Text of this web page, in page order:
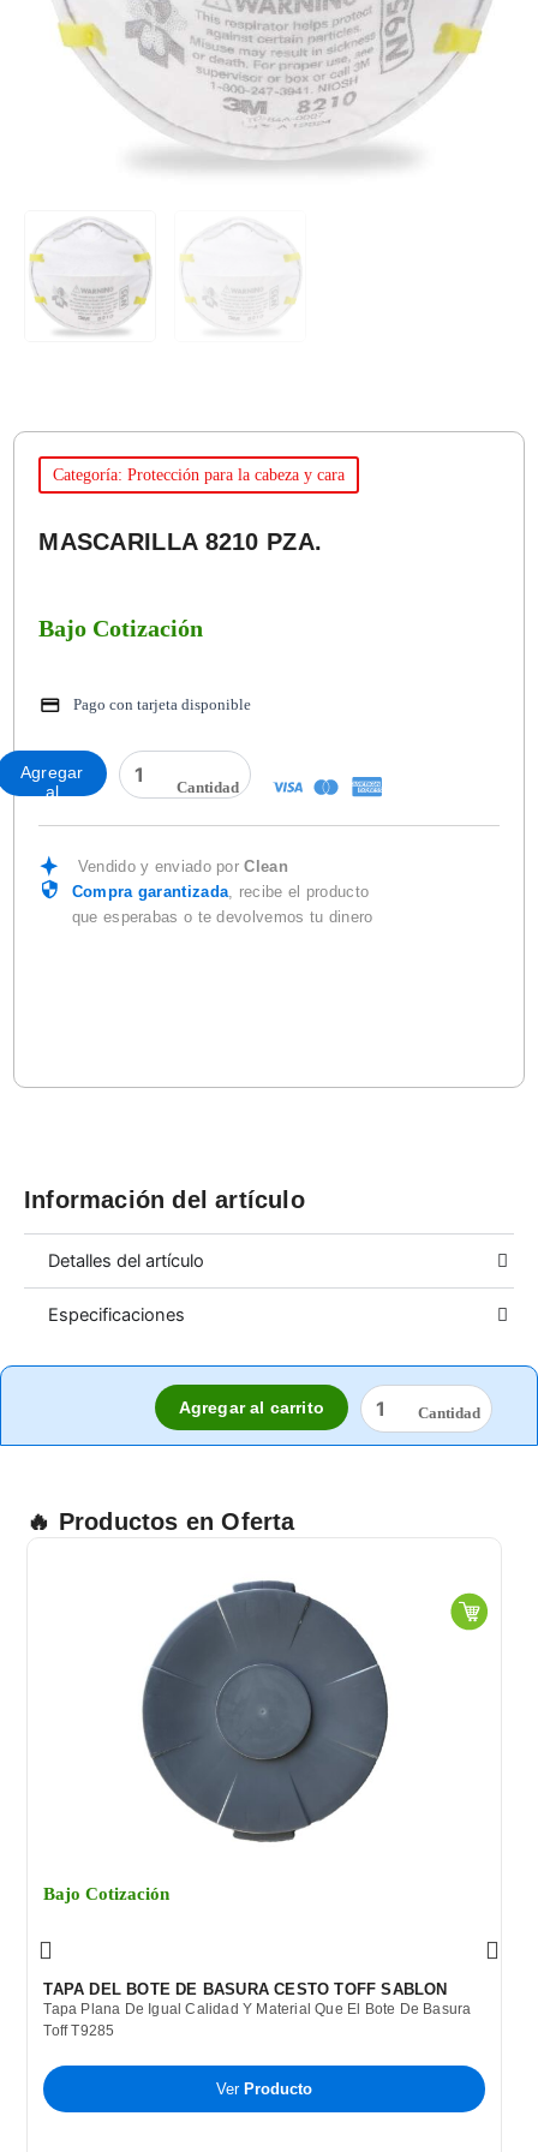
Categoría: Protección para la cabeza y cara
MASCARILLA 8210 PZA.
Bajo Cotización
Pago con tarjeta disponible
MASCARILLA
8210
cantidad
Agregar
al
Vendido y enviado porClean
Compra garantizada, recibe el producto
que esperabas o te devolvemos tu dinero
Información del artículo
Detalles del artículo
Especificaciones
MASCARILLA
8210
PZA.
Agregar al carrito
🔥 Productos en Oferta
Bajo Cotización
TAPA DEL BOTE DE BASURA CESTO TOFF SABLON
Tapa Plana De Igual Calidad Y Material Que El Bote De Basura
Toff T9285
Ver Producto